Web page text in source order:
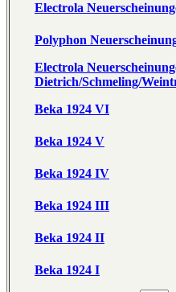
Electrola
Polyphon
Electrola
Dietrich/Schmeling/
Beka 1924 VI
Beka 1924 V
Beka 1924 IV
Beka 1924 III
Beka 1924 II
Beka 1924 I